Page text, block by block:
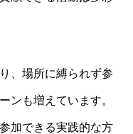
、場所に縛られず参
ンも増えています。
加できる実践的な方